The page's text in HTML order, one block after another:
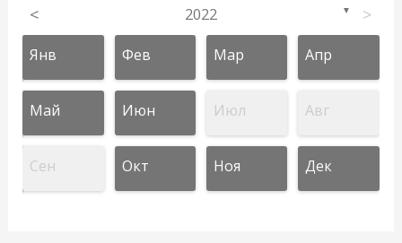
< 2022 ▼ >
Янв Фев Мар Апр
Май Июн Июл Авг
Сен Окт Ноя Дек